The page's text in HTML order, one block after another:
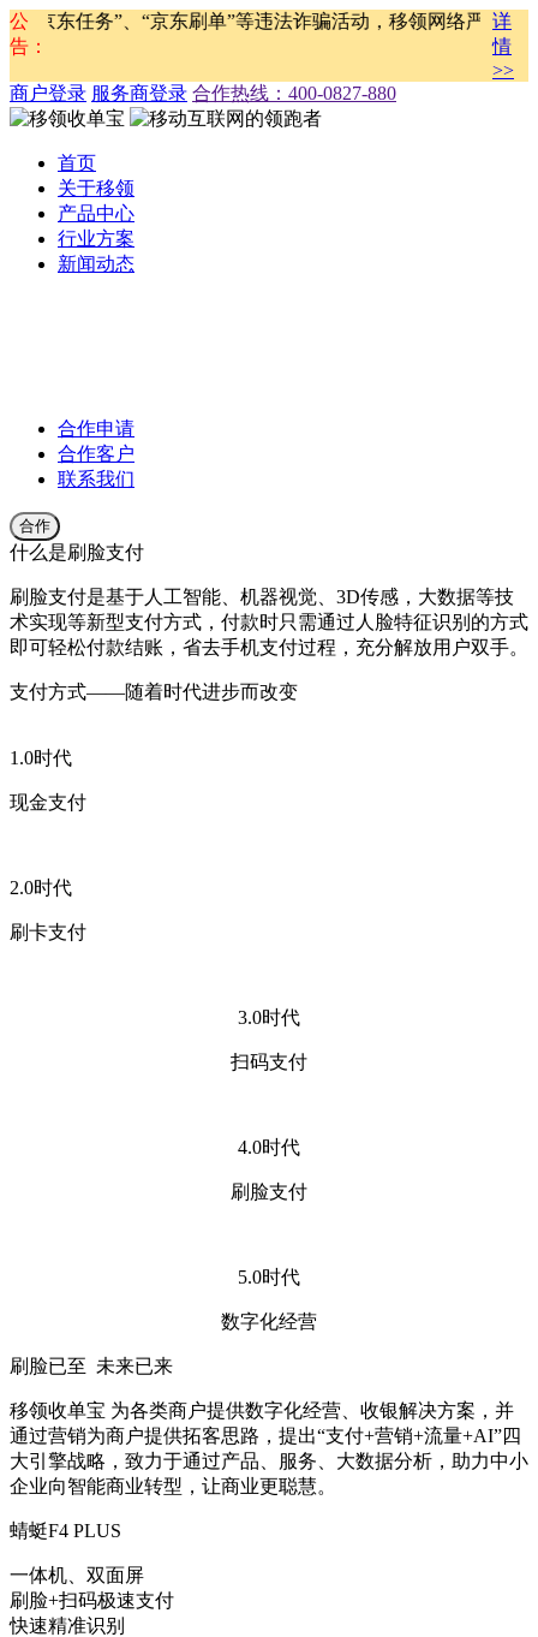
公
告：
任务”、“京东刷单”等违法诈骗活动，移领网络严正声详
情
>>
商户登录 服务商登录 合作热线：‭400-0827-880
首页
关于移领
产品中心
行业方案
新闻动态
合作申请
合作客户
联系我们
合作
什么是刷脸支付
刷脸支付是基于人工智能、机器视觉、3D传感，大数据等技
术实现等新型支付方式，付款时只需通过人脸特征识别的方式
即可轻松付款结账，省去手机支付过程，充分解放用户双手。
支付方式——随着时代进步而改变
1.0时代
现金支付
2.0时代
刷卡支付
3.0时代
扫码支付
4.0时代
刷脸支付
5.0时代
数字化经营
刷脸已至 未来已来
移领收单宝 为各类商户提供数字化经营、收银解决方案，并
通过营销为商户提供拓客思路，提出“支付+营销+流量+AI”四
大引擎战略，致力于通过产品、服务、大数据分析，助力中小
企业向智能商业转型，让商业更聪慧。
蜻蜓F4 PLUS
一体机、双面屏
刷脸+扫码极速支付
快速精准识别